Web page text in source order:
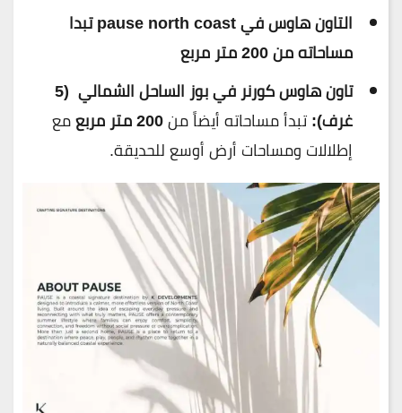
التاون هاوس في pause north coast تبدا
مساحاته من 200 متر مربع
تاون هاوس كورنر في بوز الساحل الشمالي (5
غرف):تبدأ مساحاته أيضاً من200 متر مربع
مع
إطلالات ومساحات أرض أوسع للحديقة.